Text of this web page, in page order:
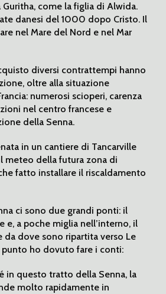
come la figlia di Alwida.
danesi del 1000 dopo Cristo. Il
nel Mare del Nord e nel Mar
diversi contrattempi hanno
oltre alla situazione
numerosi scioperi, carenza
nel centro francese e
della Senna.
in un cantiere di Tancarville
meteo della futura zona di
fatto installare il riscaldamento
ci sono due grandi ponti: il
e, a poche miglia nell’interno, il
da dove sono ripartita verso Le
punto ho dovuto fare i conti:
in questo tratto della Senna, la
molto rapidamente in